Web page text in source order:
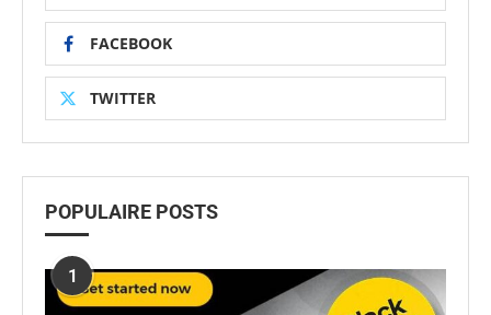
FACEBOOK
TWITTER
POPULAIRE POSTS
1